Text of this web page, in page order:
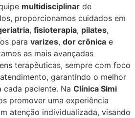
multidisciplinar de
proporcionamos cuidados em
, fisioterapia, pilates,
para varizes, dor crônica e
as mais avançadas
terapêuticas, sempre com foco
garantindo o melhor
cada paciente. Na Clínica Simi
promover uma experiência
atenção individualizada, visando